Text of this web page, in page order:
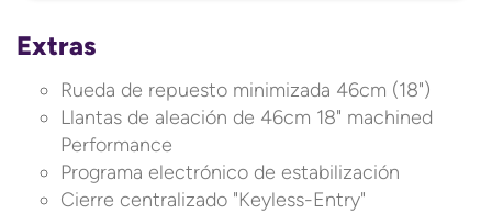
Extras
Rueda de repuesto minimizada 46cm (18")
Llantas de aleación de 46cm 18" machined
Performance
Programa electrónico de estabilización
Cierre centralizado "Keyless-Entry"